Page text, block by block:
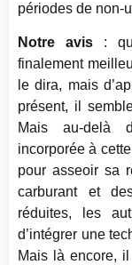
périodes de non-
Notre avis :
finalement
le dira, mais
présent, il
Mais au-delà
incorporée à
pour asseoir sa
carburant et
réduites, les
d’intégrer une
Mais là encore,